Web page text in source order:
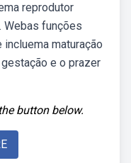
reprodutor
Webas funções
maturação
e o prazer
button below.